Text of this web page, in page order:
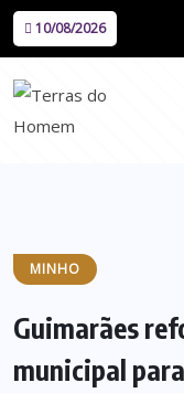
10/08/2026
MINHO
Guimarães
municipal